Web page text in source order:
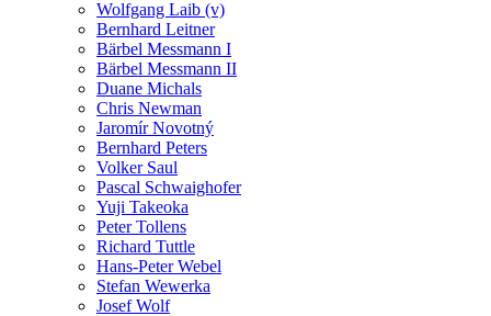
Wolfgang Laib (v)
Bernhard Leitner
Bärbel Messmann I
Bärbel Messmann II
Duane Michals
Chris Newman
Jaromír Novotný
Bernhard Peters
Volker Saul
Pascal Schwaighofer
Yuji Takeoka
Peter Tollens
Richard Tuttle
Hans-Peter Webel
Stefan Wewerka
Josef Wolf